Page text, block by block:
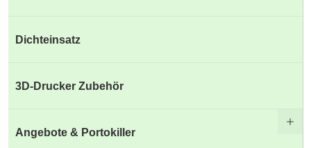
Dichteinsatz
3D-Drucker Zubehör
Angebote & Portokiller